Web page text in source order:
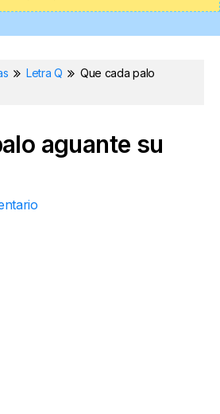
Letra Q
Que cada palo
aguante su